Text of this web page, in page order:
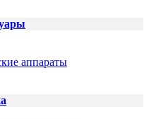
аппараты